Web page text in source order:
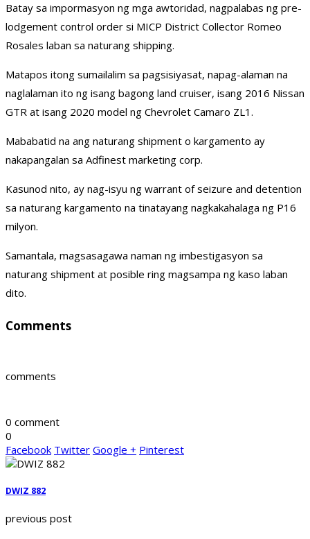
Batay sa impormasyon ng mga awtoridad, nagpalabas ng pre-
lodgement control order si MICP District Collector Romeo
Rosales laban sa naturang shipping.
Matapos itong sumailalim sa pagsisiyasat, napag-alaman na
naglalaman ito ng isang bagong land cruiser, isang 2016 Nissan
GTR at isang 2020 model ng Chevrolet Camaro ZL1.
Mababatid na ang naturang shipment o kargamento ay
nakapangalan sa Adfinest marketing corp.
Kasunod nito, ay nag-isyu ng warrant of seizure and detention
sa naturang kargamento na tinatayang nagkakahalaga ng P16
milyon.
Samantala, magsasagawa naman ng imbestigasyon sa
naturang shipment at posible ring magsampa ng kaso laban
dito.
Comments
comments
0 comment
0
Facebook Twitter Google + Pinterest
DWIZ 882
previous post